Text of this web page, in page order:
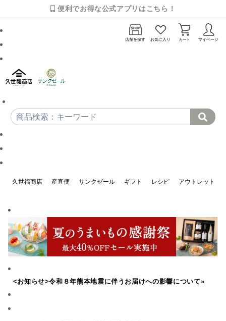
便利でお得な公式アプリはこちら！
店舗を探す お気に入り カート マイページ
久世福商店 産直便 サンクゼール ギフト レシピ アウトレット
<お知らせ>令和８年熊本地震に伴うお届けへの影響について»